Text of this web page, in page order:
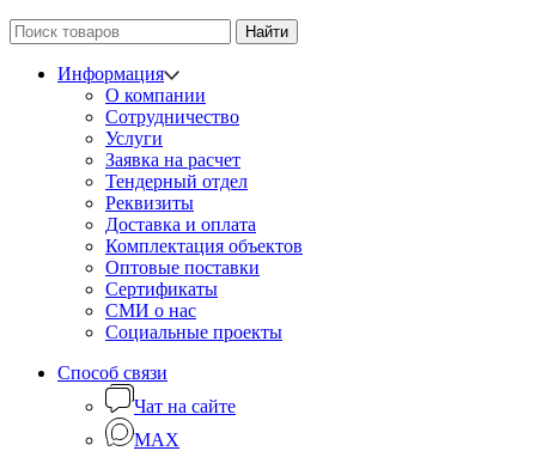
Найти
Информация
О компании
Сотрудничество
Услуги
Заявка на расчет
Тендерный отдел
Реквизиты
Доставка и оплата
Комплектация объектов
Оптовые поставки
Сертификаты
СМИ о нас
Социальные проекты
Способ связи
Чат на сайте
MAX